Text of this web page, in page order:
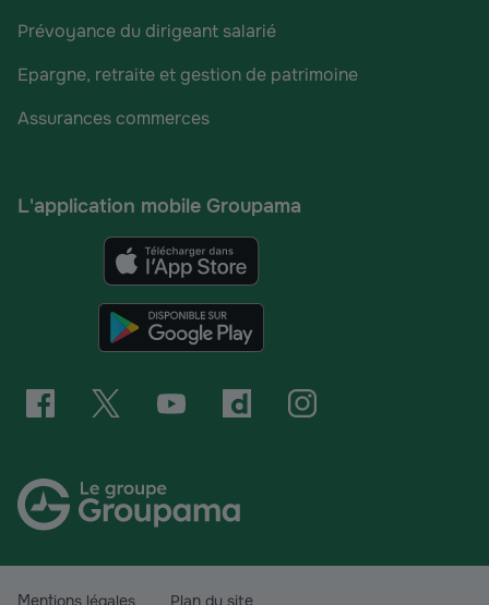
Prévoyance du dirigeant salarié
Epargne, retraite et gestion de patrimoine
Assurances commerces
L'application mobile Groupama
Mentions légales Plan du site